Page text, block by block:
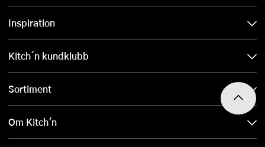
Inspiration
Kitch´n kundklubb
Sortiment
Om Kitch'n